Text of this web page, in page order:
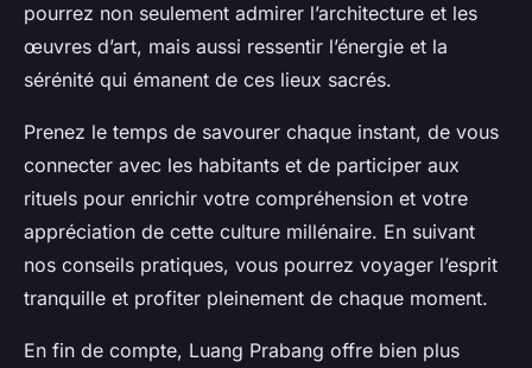
pourrez non seulement admirer l’architecture et les
œuvres d’art, mais aussi ressentir l’énergie et la
sérénité qui émanent de ces lieux sacrés.
Prenez le temps de savourer chaque instant, de vous
connecter avec les habitants et de participer aux
rituels pour enrichir votre compréhension et votre
appréciation de cette culture millénaire. En suivant
nos conseils pratiques, vous pourrez voyager l’esprit
tranquille et profiter pleinement de chaque moment.
En fin de compte, Luang Prabang offre bien plus